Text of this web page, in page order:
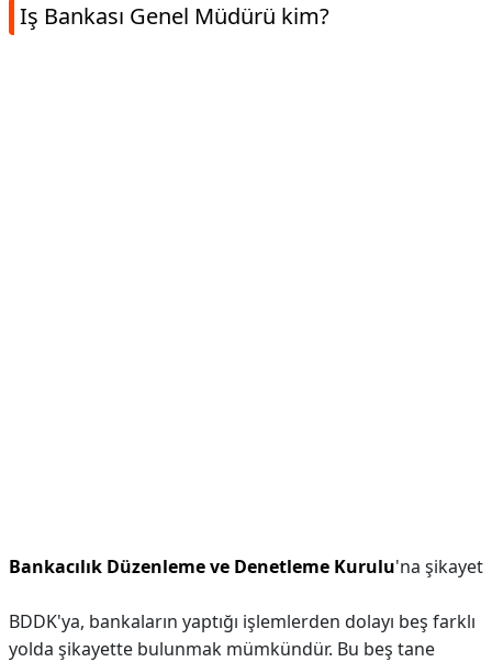
Iş Bankası Genel Müdürü kim?
Bankacılık Düzenleme ve Denetleme Kurulu'na şikayet
BDDK'ya, bankaların yaptığı işlemlerden dolayı beş farklı
yolda şikayette bulunmak mümkündür. Bu beş tane